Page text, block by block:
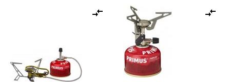
vertailuun